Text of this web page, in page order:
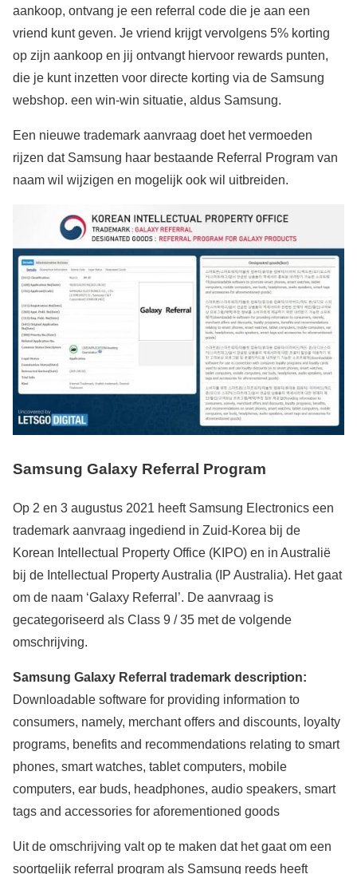
aankoop, ontvang je een referral code die je aan een
vriend kunt geven. Je vriend krijgt vervolgens 5% korting
op zijn aankoop en jij ontvangt hiervoor rewards punten,
die je kunt inzetten voor directe korting via de Samsung
webshop. een win-win situatie, aldus Samsung.
Een nieuwe trademark aanvraag doet het vermoeden
rijzen dat Samsung haar bestaande Referral Program van
naam wil wijzigen en mogelijk ook wil uitbreiden.
Samsung Galaxy Referral Program
Op 2 en 3 augustus 2021 heeft Samsung Electronics een
trademark aanvraag ingediend in Zuid-Korea bij de
Korean Intellectual Property Office (KIPO) en in Australië
bij de Intellectual Property Australia (IP Australia). Het gaat
om de naam ‘Galaxy Referral’. De aanvraag is
gecategoriseerd als Class 9 / 35 met de volgende
omschrijving.
Samsung Galaxy Referral trademark description:
Downloadable software for providing information to
consumers, namely, merchant offers and discounts, loyalty
programs, benefits and recommendations relating to smart
phones, smart watches, tablet computers, mobile
computers, ear buds, headphones, audio speakers, smart
tags and accessories for aforementioned goods
Uit de omschrijving valt op te maken dat het gaat om een
soortgelijk referral program als Samsung reeds heeft